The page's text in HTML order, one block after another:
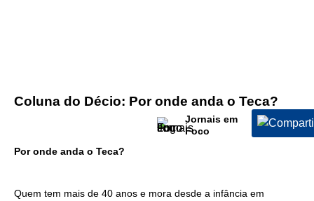
Coluna do Décio: Por onde anda o Teca?
Jornais em
Foco
Por onde anda o Teca?
Quem tem mais de 40 anos e mora desde a infância em